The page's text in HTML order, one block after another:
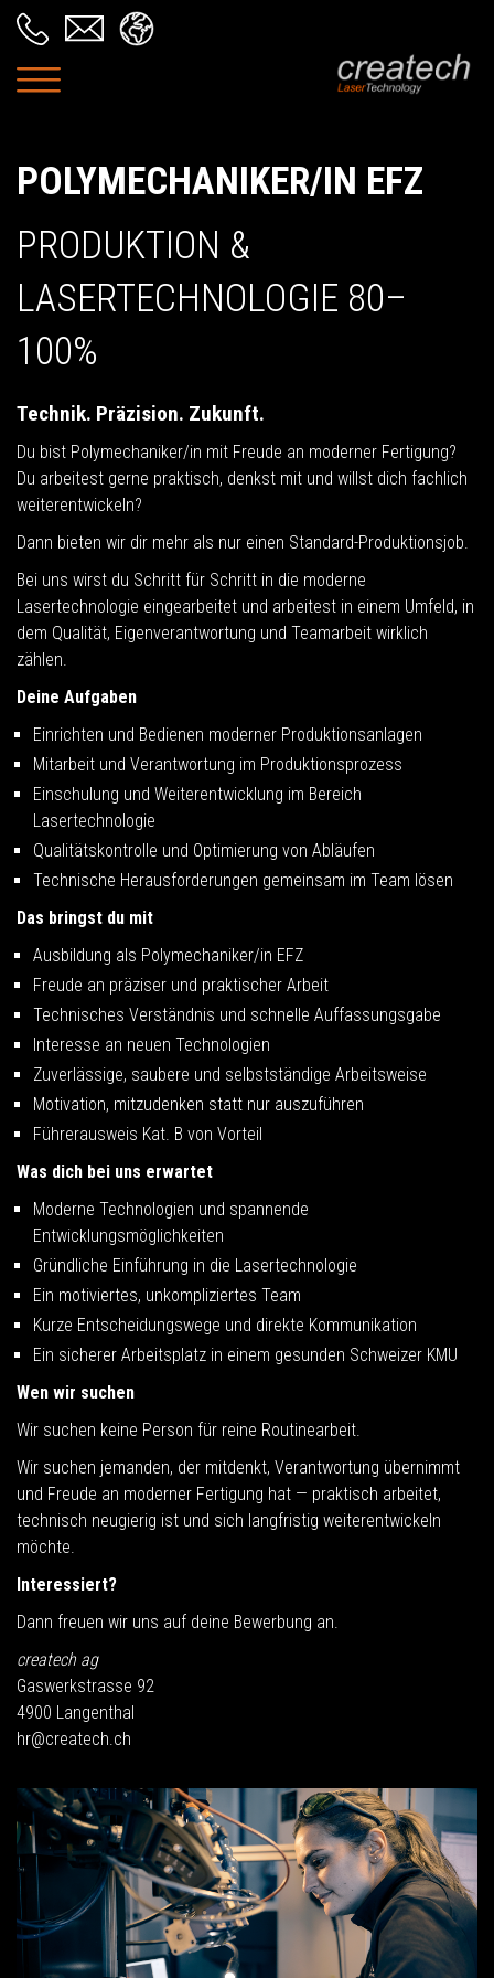
POLYMECHANIKER/IN EFZ
PRODUKTION &
LASERTECHNOLOGIE 80–
100%
Technik. Präzision. Zukunft.
Du bist Polymechaniker/in mit Freude an moderner Fertigung?
Du arbeitest gerne praktisch, denkst mit und willst dich fachlich
weiterentwickeln?
Dann bieten wir dir mehr als nur einen Standard-Produktionsjob.
Bei uns wirst du Schritt für Schritt in die moderne
Lasertechnologie eingearbeitet und arbeitest in einem Umfeld, in
dem Qualität, Eigenverantwortung und Teamarbeit wirklich
zählen.
Deine Aufgaben
Einrichten und Bedienen moderner Produktionsanlagen
Mitarbeit und Verantwortung im Produktionsprozess
Einschulung und Weiterentwicklung im Bereich
Lasertechnologie
Qualitätskontrolle und Optimierung von Abläufen
Technische Herausforderungen gemeinsam im Team lösen
Das bringst du mit
Ausbildung als Polymechaniker/in EFZ
Freude an präziser und praktischer Arbeit
Technisches Verständnis und schnelle Auffassungsgabe
Interesse an neuen Technologien
Zuverlässige, saubere und selbstständige Arbeitsweise
Motivation, mitzudenken statt nur auszuführen
Führerausweis Kat. B von Vorteil
Was dich bei uns erwartet
Moderne Technologien und spannende
Entwicklungsmöglichkeiten
Gründliche Einführung in die Lasertechnologie
Ein motiviertes, unkompliziertes Team
Kurze Entscheidungswege und direkte Kommunikation
Ein sicherer Arbeitsplatz in einem gesunden Schweizer KMU
Wen wir suchen
Wir suchen keine Person für reine Routinearbeit.
Wir suchen jemanden, der mitdenkt, Verantwortung übernimmt
und Freude an moderner Fertigung hat — praktisch arbeitet,
technisch neugierig ist und sich langfristig weiterentwickeln
möchte.
Interessiert?
Dann freuen wir uns auf deine Bewerbung an.
createch ag
Gaswerkstrasse 92
4900 Langenthal
hr@createch.ch